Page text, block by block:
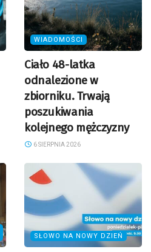
WIADOMOŚCI
Ciało 48-latka
odnalezione w
zbiorniku. Trwają
poszukiwania
kolejnego mężczyzny
6 SIERPNIA 2026
SŁOWO NA NOWY DZIEŃ